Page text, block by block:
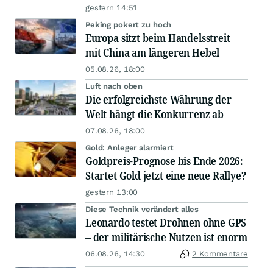
gestern 14:51
Peking pokert zu hoch
Europa sitzt beim Handelsstreit
mit China am längeren Hebel
05.08.26, 18:00
Luft nach oben
Die erfolgreichste Währung der
Welt hängt die Konkurrenz ab
07.08.26, 18:00
Gold: Anleger alarmiert
Goldpreis-Prognose bis Ende 2026:
Startet Gold jetzt eine neue Rallye?
gestern 13:00
Diese Technik verändert alles
Leonardo testet Drohnen ohne GPS
– der militärische Nutzen ist enorm
06.08.26, 14:30 2 Kommentare